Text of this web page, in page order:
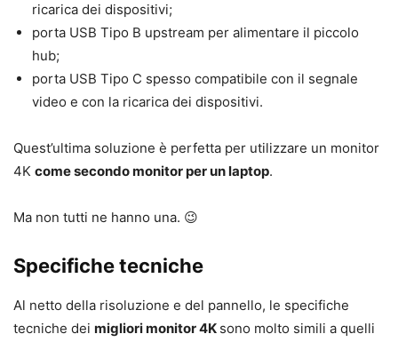
ricarica dei dispositivi;
porta USB Tipo B upstream per alimentare il piccolo
hub;
porta USB Tipo C spesso compatibile con il segnale
video e con la ricarica dei dispositivi.
Quest’ultima soluzione è perfetta per utilizzare un monitor
4K come secondo monitor per un laptop.
Ma non tutti ne hanno una. 😉
Specifiche tecniche
Al netto della risoluzione e del pannello, le specifiche
tecniche dei migliori monitor 4K sono molto simili a quelli